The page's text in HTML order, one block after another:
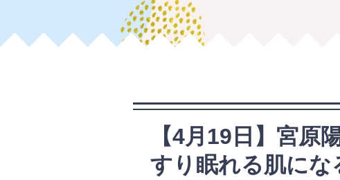
【4月19日】宮原
すり眠れる肌に